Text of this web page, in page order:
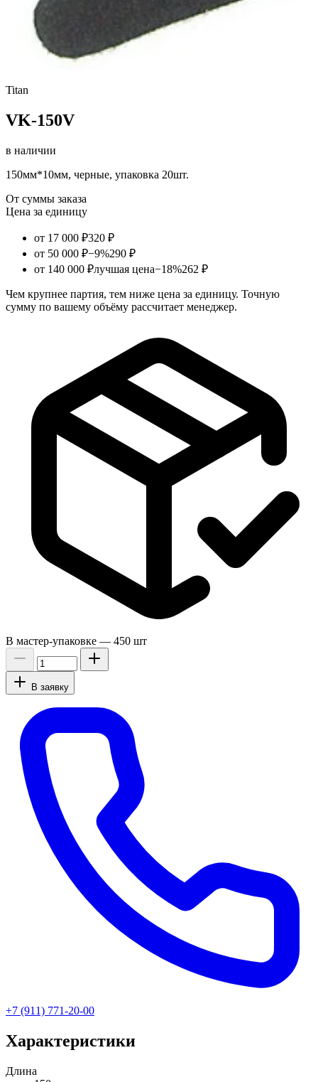
Titan
VK-150V
в наличии
150мм*10мм, черные, упаковка 20шт.
От суммы заказа
Цена за единицу
от 17 000 ₽320 ₽
от 50 000 ₽−9%290 ₽
от 140 000 ₽лучшая цена−18%262 ₽
Чем крупнее партия, тем ниже цена за единицу. Точную
сумму по вашему объёму рассчитает менеджер.
В мастер-упаковке — 450 шт
В заявку
+7 (911) 771-20-00
Характеристики
Длина